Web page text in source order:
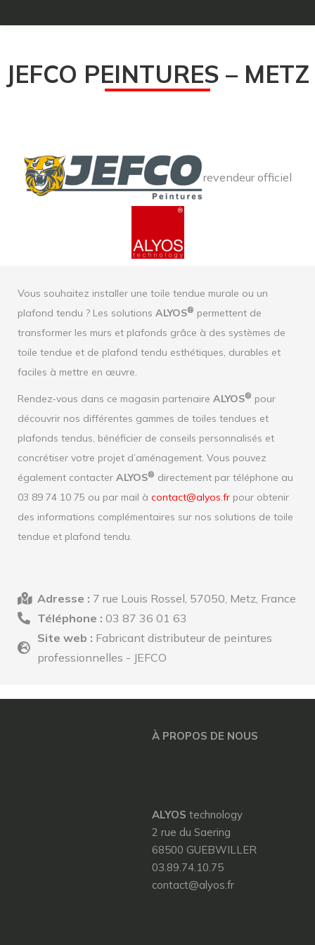
JEFCO PEINTURES – METZ
revendeur officiel
Vous souhaitez installer une toile tendue murale ou un
plafond tendu ? Les solutions ALYOS® permettent de
transformer les murs et plafonds grâce à des systèmes de
toile tendue et de plafond tendu esthétiques, durables et
faciles à mettre en œuvre.
Rendez-vous dans ce magasin partenaire ALYOS® pour
découvrir nos différentes gammes de toiles tendues et
plafonds tendus, bénéficier de conseils personnalisés et
concrétiser votre projet d’aménagement. Vous pouvez
également contacter ALYOS® directement par téléphone au
03 89 74 10 75 ou par mail à contact@alyos.fr pour obtenir
des informations complémentaires sur nos solutions de toile
tendue et plafond tendu.
Adresse : 7 rue Louis Rossel, 57050, Metz, France
Téléphone : 03 87 36 01 63
Site web : Fabricant distributeur de peintures
professionnelles - JEFCO
À PROPOS DE NOUS
ALYOS technology
2 rue du Saering
68500 GUEBWILLER
03.89.74.10.75
contact@alyos.fr